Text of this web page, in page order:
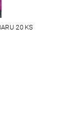
20 KS